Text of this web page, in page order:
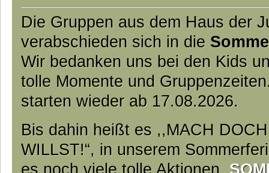
Die Gruppen aus dem Haus der
verabschieden sich in die
Wir bedanken uns bei den Kids
tolle Momente und
starten wieder ab 17.08.2026.
Bis dahin heißt es ,,MACH
WILLST!“, in unserem
es noch viele tolle Aktionen.